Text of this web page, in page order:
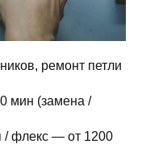
ремонт петли
мин (замена /
/ флекс — от 1200